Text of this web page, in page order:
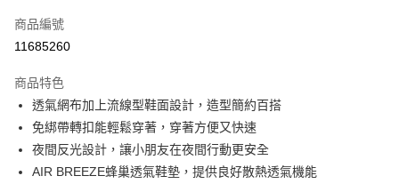
Apple Pay
悠遊付
Google Pay
全盈+PAY
商品編號
11685260
商品特色
透氣網布加上流線型鞋面設計，造型簡約百搭
免綁帶轉扣能輕鬆穿著，穿著方便又快速
夜間反光設計，讓小朋友在夜間行動更安全
AIR BREEZE蜂巢透氣鞋墊，提供良好散熱透氣機能